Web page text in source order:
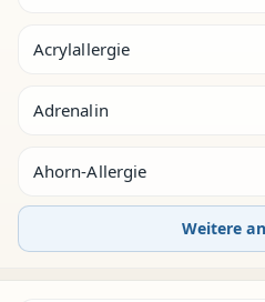
Acrylallergie
Adrenalin
Ahorn-Allergie
Weitere